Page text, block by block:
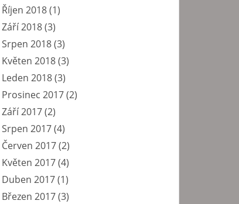
Říjen 2018(1)
Září 2018(3)
Srpen 2018(3)
Květen 2018(3)
Leden 2018(3)
Prosinec 2017(2)
Září 2017(2)
Srpen 2017(4)
Červen 2017(2)
Květen 2017(4)
Duben 2017(1)
Březen 2017(3)